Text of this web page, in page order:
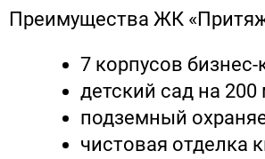
Преимущества ЖК
7 корпусов
детский сад на 200
подземный
чистовая отделка